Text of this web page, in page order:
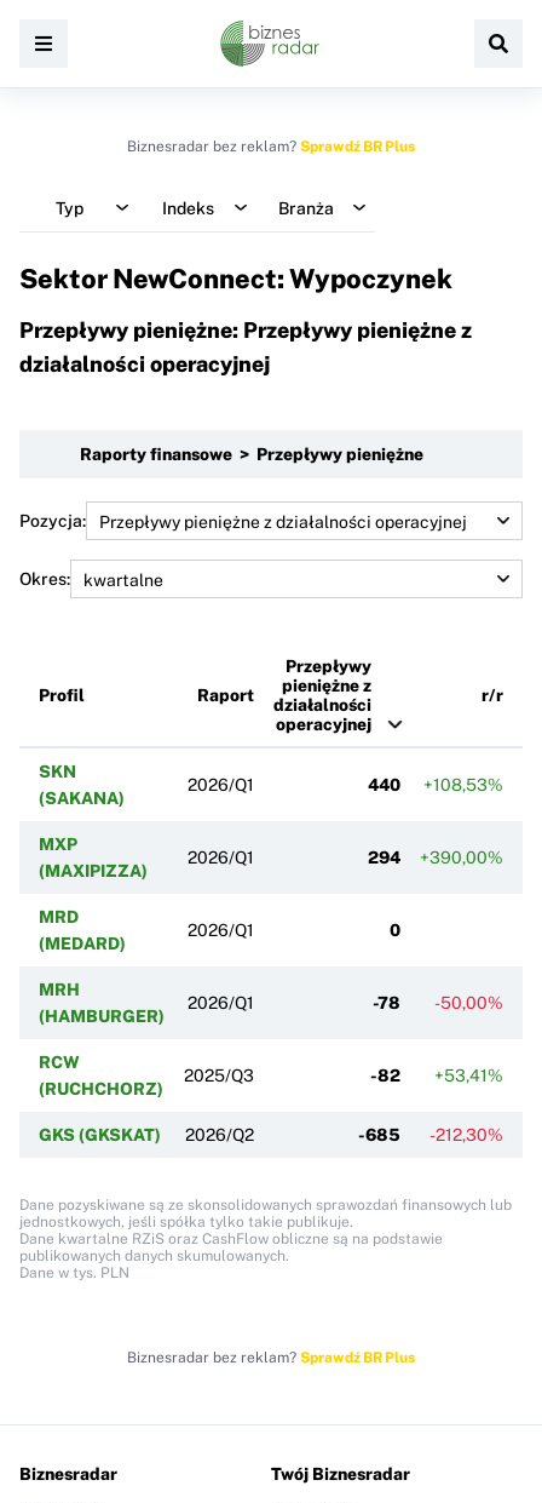
Biznesradar bez reklam? Sprawdź BR Plus
Typ Indeks Branża
Sektor NewConnect: Wypoczynek
Przepływy pieniężne: Przepływy pieniężne z
działalności operacyjnej
Raporty finansowe > Przepływy pieniężne
Pozycja:
Okres:
Profil Raport
Przepływy
pieniężne z
działalności
operacyjnej
r/r
SKN
(SAKANA)
2026/Q1 440 +108,53%
MXP
(MAXIPIZZA)
2026/Q1 294 +390,00%
MRD
(MEDARD)
2026/Q1 0
MRH
(HAMBURGER)
2026/Q1 -78 -50,00%
RCW
(RUCHCHORZ)
2025/Q3 -82 +53,41%
GKS (GKSKAT) 2026/Q2 -685 -212,30%
Dane pozyskiwane są ze skonsolidowanych sprawozdań finansowych lub
jednostkowych, jeśli spółka tylko takie publikuje.
Dane kwartalne RZiS oraz CashFlow obliczne są na podstawie
publikowanych danych skumulowanych.
Dane w tys. PLN
Biznesradar bez reklam? Sprawdź BR Plus
Biznesradar Twój Biznesradar